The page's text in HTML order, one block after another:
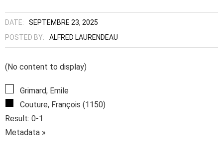
DATE:
SEPTEMBRE 23, 2025
POSTED BY:
ALFRED LAURENDEAU
(No content to display)
Grimard, Emile
Couture, François (1150)
Result: 0-1
Metadata »